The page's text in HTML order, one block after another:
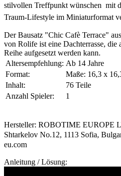
stilvollen Treffpunkt wünschen  mit
Traum-Lifestyle im Miniaturformat
Der Bausatz "Chic Cafè Terrace"
von Rolife ist eine Dachterrasse, die
Reihe aufgesetzt werden kann.
Altersempfehlung: Ab 14 Jahre
Format:
Maße: 16,3 x
Inhalt:
76 Teile
Anzahl Spieler:
1
Hersteller: ROBOTIME EUROPE
Shtarkelov No.12, 1113 Sofia,
eu.com
Anleitung / Lösung: